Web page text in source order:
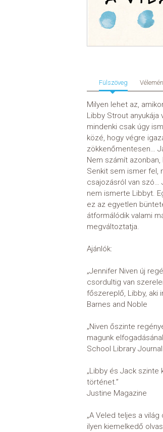
Fülszöveg
Milyen lehet az,
Libby Strout
mindenki csak úgy
közé, hogy végre
zökkenőmentesen…
Nem számít
Senkit sem ismer fel,
csajozásról van szó…
nem ismerte Libbyt.
ez az egyetlen
átformálódik valami
megváltoztatja.
Ajánlók:
„Jennifer Niven új
csordultig van
főszereplő, Libby, aki
Barnes and Noble
„Niven őszinte
magunk
School Library Journal
„Libby és Jack szinte
történet.”
Justine Magazine
„A Veled teljes a
ilyen kiemelkedő